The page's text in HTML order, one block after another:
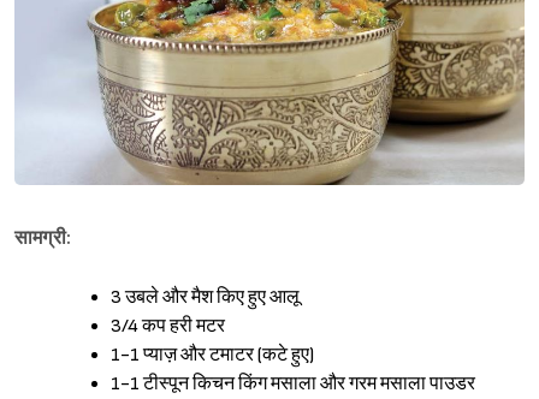
सामग्री:
3 उबले और मैश किए हुए आलू
3/4 कप हरी मटर
1-1 प्याज़ और टमाटर (कटे हुए)
1-1 टीस्पून किचन किंग मसाला और गरम मसाला पाउडर